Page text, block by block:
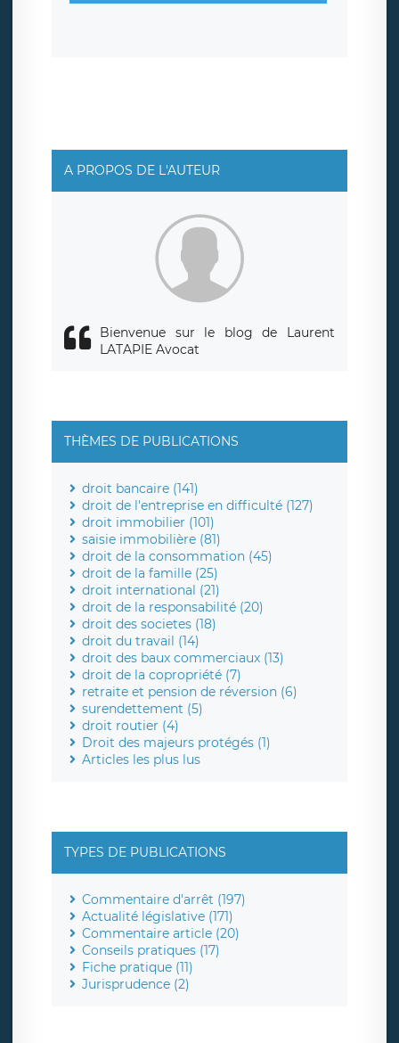
rue Léopold Sédar Senghor, joignable à l’adresse mail :
responsabledetraitement@legavox.fr. Vous avez
également le droit d’introduire une réclamation auprès
d’une autorité de contrôle.
A PROPOS DE L'AUTEUR
Bienvenue sur le blog de Laurent
LATAPIE Avocat
THÈMES DE PUBLICATIONS
droit bancaire (141)
droit de l'entreprise en difficulté (127)
droit immobilier (101)
saisie immobilière (81)
droit de la consommation (45)
droit de la famille (25)
droit international (21)
droit de la responsabilité (20)
droit des societes (18)
droit du travail (14)
droit des baux commerciaux (13)
droit de la copropriété (7)
retraite et pension de réversion (6)
surendettement (5)
droit routier (4)
Droit des majeurs protégés (1)
Articles les plus lus
TYPES DE PUBLICATIONS
Commentaire d'arrêt (197)
Actualité législative (171)
Commentaire article (20)
Conseils pratiques (17)
Fiche pratique (11)
Jurisprudence (2)